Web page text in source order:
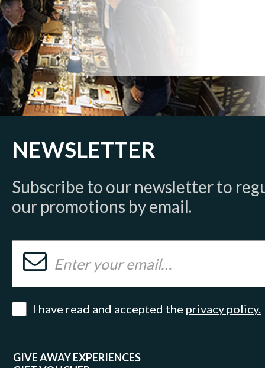
NEWSLETTER
Subscribe to our newsletter to
our promotions by email.
I have read and accepted the privacy policy.
GIVE AWAY EXPERIENCES